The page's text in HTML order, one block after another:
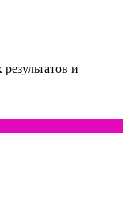
и